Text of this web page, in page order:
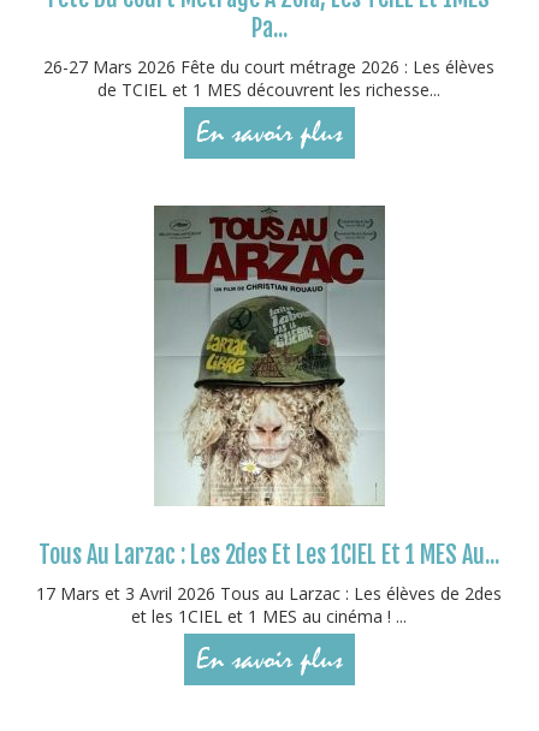
Pa...
26-27 Mars 2026 Fête du court métrage 2026 : Les élèves
de TCIEL et 1 MES découvrent les richesse...
En savoir plus
Tous Au Larzac : Les 2des Et Les 1CIEL Et 1 MES Au...
17 Mars et 3 Avril 2026 Tous au Larzac : Les élèves de 2des
et les 1CIEL et 1 MES au cinéma ! ...
En savoir plus